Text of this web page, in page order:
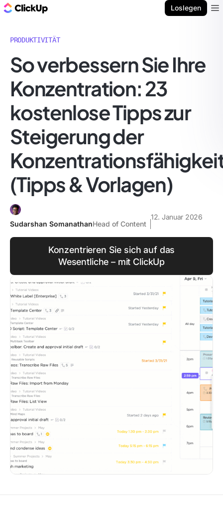
Loslegen
PRODUKTIVITÄT
So verbessern Sie Ihre
Konzentration: 23
kostenlose Tipps zur
Steigerung der
(Tipps & Vorlagen)
Sudarshan SomanathanHead of Content
12. Januar 2026
Konzentrieren Sie sich auf das
Wesentliche – mit ClickUp